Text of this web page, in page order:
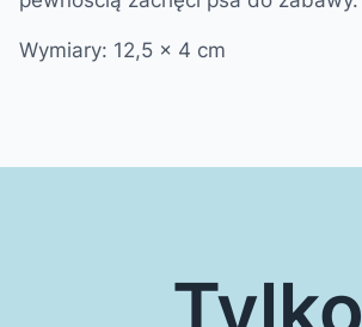
Wymiary: 12,5 x 4 cm